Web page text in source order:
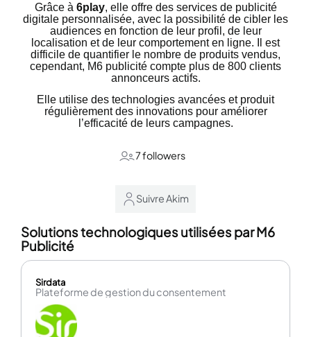
Grâce à 6play, elle offre des services de publicité
digitale personnalisée, avec la possibilité de cibler les
audiences en fonction de leur profil, de leur
localisation et de leur comportement en ligne. Il est
difficile de quantifier le nombre de produits vendus,
cependant, M6 publicité compte plus de 800 clients
annonceurs actifs.
Elle utilise des technologies avancées et produit
régulièrement des innovations pour améliorer
l’efficacité de leurs campagnes.
7 followers
Suivre Akim
Solutions technologiques utilisées par M6
Publicité
Sirdata
Plateforme de gestion du consentement